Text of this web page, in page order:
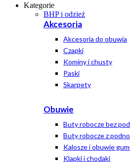
Kategorie
BHP i odzież
Akcesoria
Akcesoria do obuwia
Czapki
Kominy i chusty
Paski
Skarpety
Obuwie
Buty robocze bez
Buty robocze z
Kalosze i obuwie
Klapki i chodaki